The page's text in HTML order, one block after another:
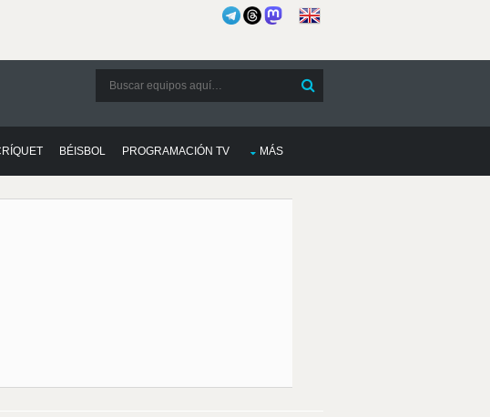
BÉISBOL PROGRAMACIÓN TV MÁS